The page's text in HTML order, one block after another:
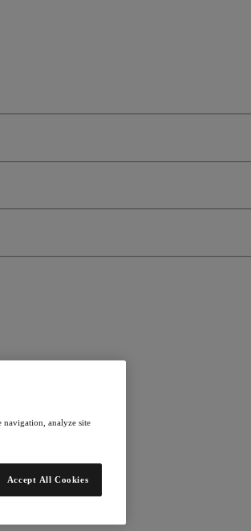
analyze site
Accept All Cookies